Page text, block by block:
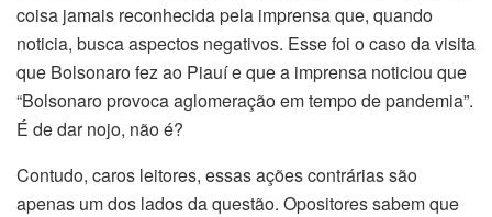
coisa jamais reconhecida pela imprensa que, quando
noticia, busca aspectos negativos. Esse foi o caso da visita
que Bolsonaro fez ao Piauí e que a imprensa noticiou que
“Bolsonaro provoca aglomeração em tempo de pandemia”.
É de dar nojo, não é?
Contudo, caros leitores, essas ações contrárias são
apenas um dos lados da questão. Opositores sabem que